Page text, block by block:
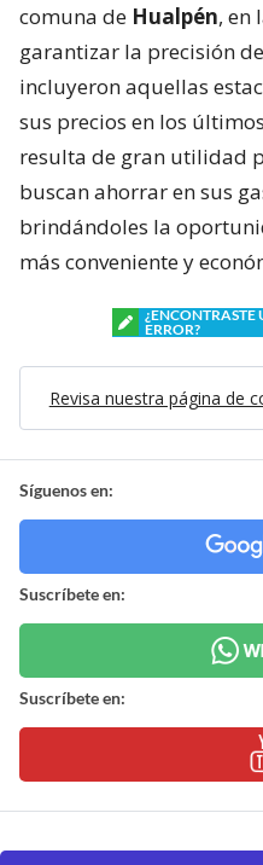
comuna de Hualpén, en
garantizar la precisión
incluyeron aquellas
sus precios en los
resulta de gran utilidad
buscan ahorrar en sus
brindándoles la
más conveniente y
¿ENCONTRASTE
ERROR?
Revisa nuestra página de
Síguenos en:
Suscríbete en:
Suscríbete en: